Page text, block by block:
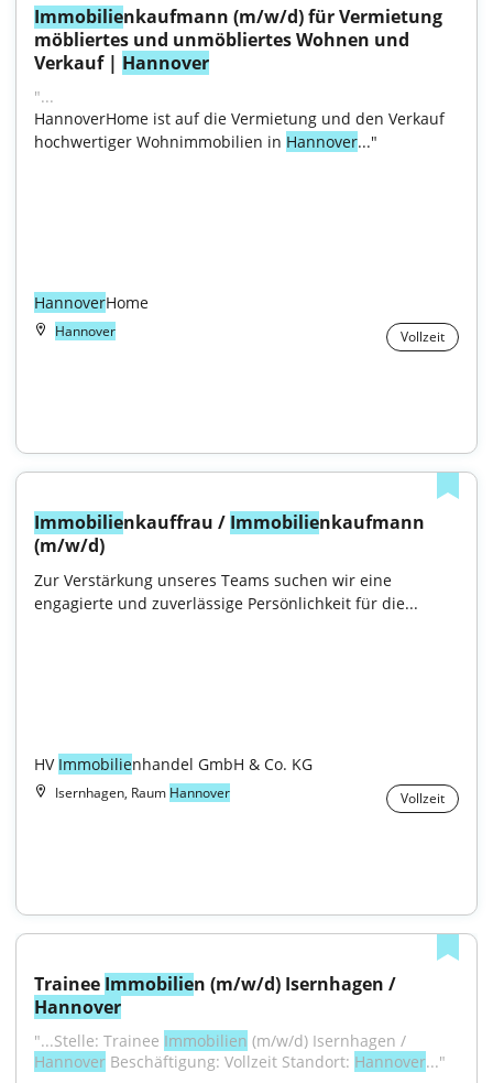
Immobilienkaufmann (m/w/d) für Vermietung
möbliertes und unmöbliertes Wohnen und
Verkauf | Hannover
"...
HannoverHome ist auf die Vermietung und den Verkauf
hochwertiger Wohnimmobilien in Hannover..."
HannoverHome
Hannover Vollzeit
Immobilienkauffrau / Immobilienkaufmann
(m/w/d)
Zur Verstärkung unseres Teams suchen wir eine
engagierte und zuverlässige Persönlichkeit für die...
HV Immobilienhandel GmbH & Co. KG
Isernhagen, Raum Hannover Vollzeit
Trainee Immobilie
Hannover
"...Stelle: Trainee Immobilien
Hannover Beschäftigung: Vollzeit Standort: Hannover..."